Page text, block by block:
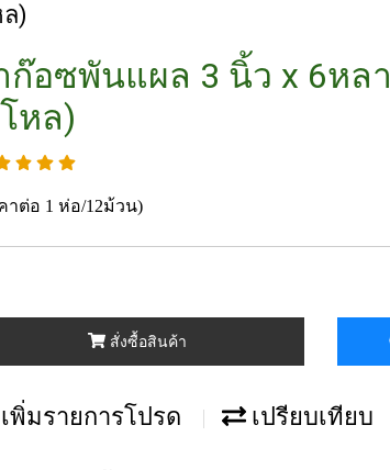
)
ก๊อซพันแผล 3 นิ้ว x 6หลา
หล)
าต่อ 1 ห่อ/12ม้วน)
สั่งซื้อสินค้า
เพิ่มรายการโปรด เปรียบเทียบ